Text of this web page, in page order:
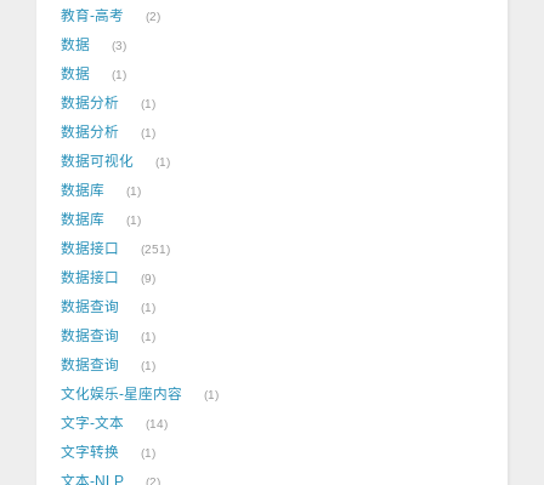
教育-高考 2
数据 3
数据 1
数据分析 1
数据分析 1
数据可视化 1
数据库 1
数据库 1
数据接口 251
数据接口 9
数据查询 1
数据查询 1
数据查询 1
文化娱乐-星座内容 1
文字-文本 14
文字转换 1
文本-NLP 2